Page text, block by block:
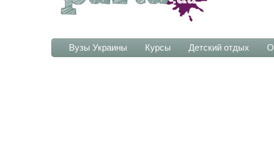
Вузы Украины Курсы Детский отдых